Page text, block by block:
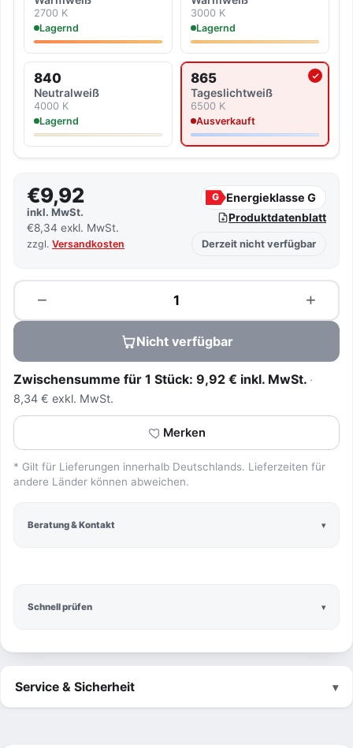
2700 K
Lagernd
3000 K
Lagernd
840
Neutralweiß
4000 K
Lagernd
865
Tageslicht­weiß
6500 K
Ausverkauft
Aktuell ausgewählte
Schnell prüfen
€9,92
inkl. MwSt.
€8,34 exkl. MwSt.
zzgl. Versandkosten
G Energieklasse G
Produktdatenblatt
Derzeit nicht verfügbar
−
Menge +
Nicht verfügbar
Zwischensumme für 1 Stück: 9,92 € inkl. MwSt.
8,34 € exkl. MwSt.
Merken
* Gilt für Lieferungen innerhalb Deutschlands. Lieferzeiten für
andere Länder können abweichen.
Beratung & Kontakt
Service & Sicherheit